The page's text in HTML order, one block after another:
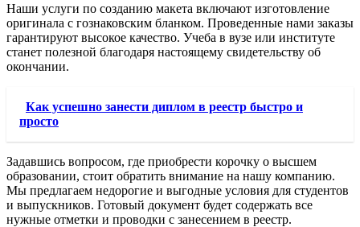
Наши услуги по созданию макета включают изготовление
оригинала с гознаковским бланком. Проведенные нами заказы
гарантируют высокое качество. Учеба в вузе или институте
станет полезной благодаря настоящему свидетельству об
окончании.
Как успешно занести диплом в реестр быстро и
просто
Задавшись вопросом, где приобрести корочку о высшем
образовании, стоит обратить внимание на нашу компанию.
Мы предлагаем недорогие и выгодные условия для студентов
и выпускников. Готовый документ будет содержать все
нужные отметки и проводки с занесением в реестр.